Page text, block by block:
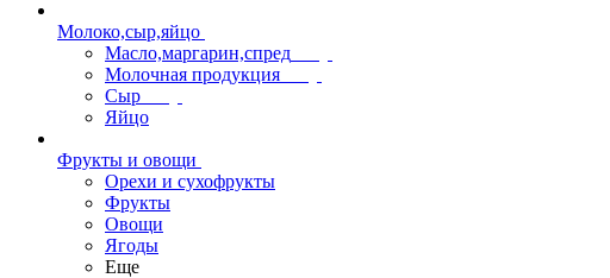
Молоко,сыр,яйцо
Масло,маргарин,спред
Молочная продукция
Сыр
Яйцо
Фрукты и овощи
Орехи и сухофрукты
Фрукты
Овощи
Ягоды
Еще